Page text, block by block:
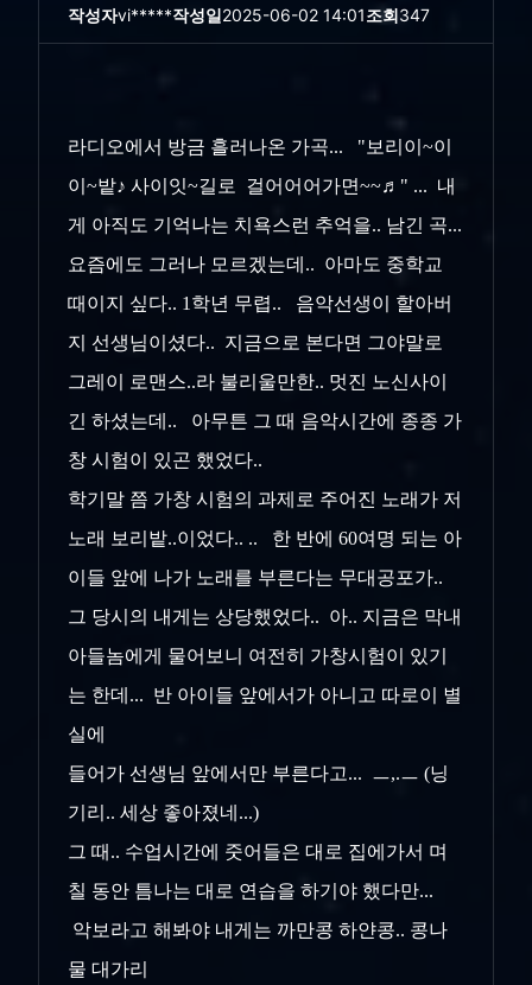
작성자vi*****작성일2025-06-02 14:01조회347
라디오에서 방금 흘러나온 가곡... "보리이~이
이~밭♪ 사이잇~길로 걸어어어가면~~♬" ... 내
게 아직도 기억나는 치욕스런 추억을.. 남긴 곡...
요즘에도 그러나 모르겠는데.. 아마도 중학교
때이지 싶다.. 1학년 무렵.. 음악선생이 할아버
지 선생님이셨다.. 지금으로 본다면 그야말로
그레이 로맨스..라 불리울만한.. 멋진 노신사이
긴 하셨는데.. 아무튼 그 때 음악시간에 종종 가
창 시험이 있곤 했었다..
학기말 쯤 가창 시험의 과제로 주어진 노래가 저
노래 보리밭..이었다.. .. 한 반에 60여명 되는 아
이들 앞에 나가 노래를 부른다는 무대공포가..
그 당시의 내게는 상당했었다.. 아.. 지금은 막내
아들놈에게 물어보니 여전히 가창시험이 있기
는 한데... 반 아이들 앞에서가 아니고 따로이 별
실에
들어가 선생님 앞에서만 부른다고... ㅡ,.ㅡ (닝
기리.. 세상 좋아졌네...)
그 때.. 수업시간에 줏어들은 대로 집에가서 며
칠 동안 틈나는 대로 연습을 하기야 했다만...
악보라고 해봐야 내게는 까만콩 하얀콩.. 콩나
물 대가리